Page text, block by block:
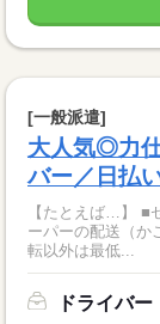
[一般派遣]
大人気◎力
バー／日払
【たとえば…】
ーパーの配送（かご
転以外は最低...
ドライバ